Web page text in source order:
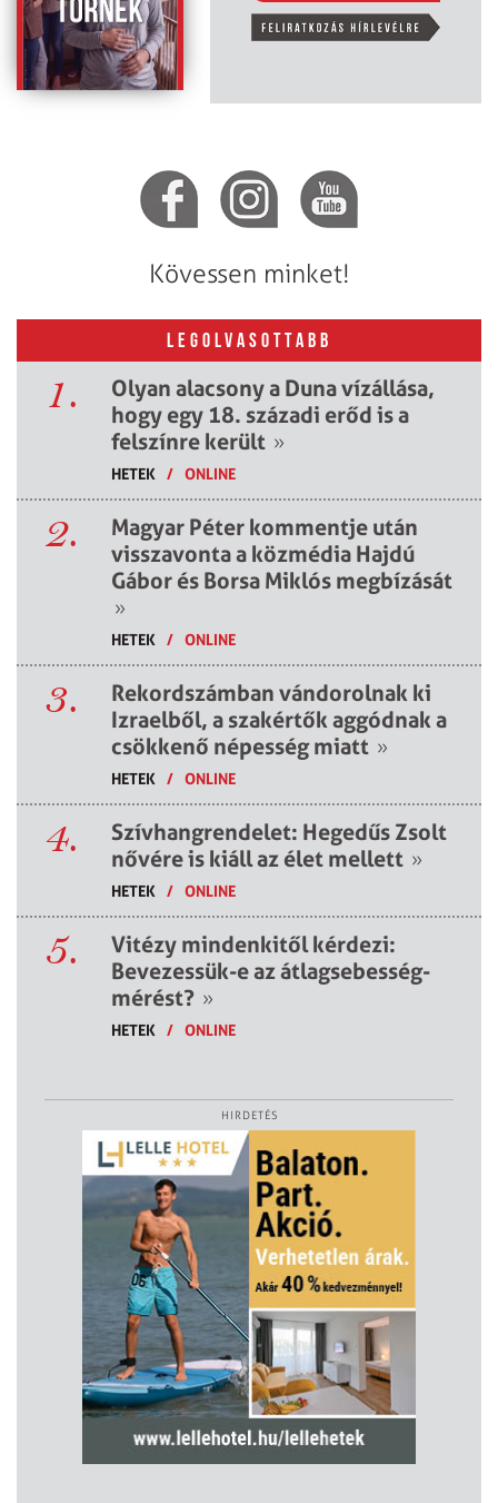
Kövessen minket!
LEGOLVASOTTABB
1.
Olyan alacsony a Duna vízállása,
hogy egy 18. századi erőd is a
felszínre került »
HETEK / ONLINE
2.
Magyar Péter kommentje után
visszavonta a közmédia Hajdú
Gábor és Borsa Miklós megbízását
»
HETEK / ONLINE
3.
Rekordszámban vándorolnak ki
Izraelből, a szakértők aggódnak a
csökkenő népesség miatt »
HETEK / ONLINE
4.
Szívhangrendelet: Hegedűs Zsolt
nővére is kiáll az élet mellett »
HETEK / ONLINE
5.
Vitézy mindenkitől kérdezi:
Bevezessük-e az átlagsebesség-
mérést? »
HETEK / ONLINE
HIRDETÉS